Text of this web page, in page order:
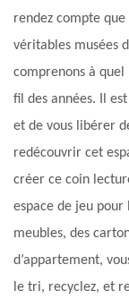
rendez compte
véritables musées
comprenons à quel
fil des années. Il
et de vous libérer
redécouvrir cet
créer ce coin
espace de jeu pour
meubles, des
d’appartement,
le tri, recyclez, et